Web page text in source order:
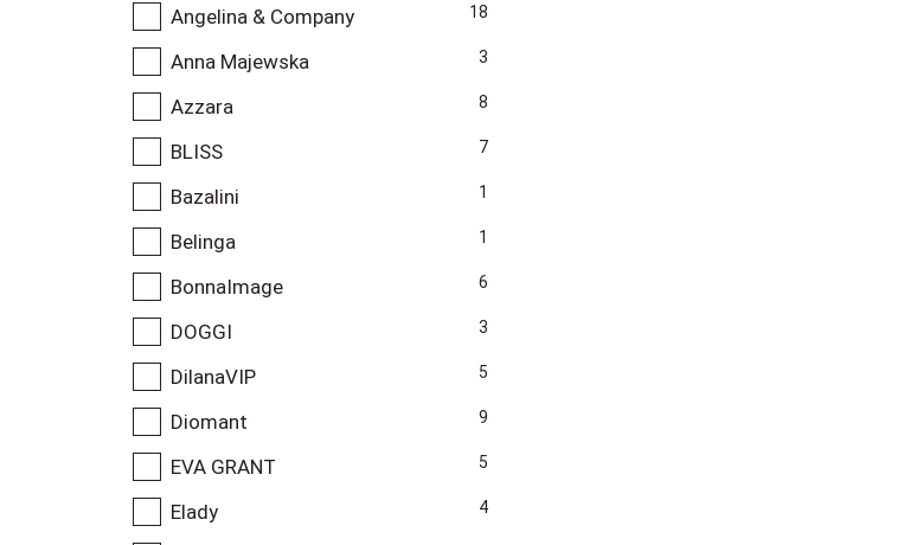
Angelina & Company 18
Anna Majewska 3
Azzara 8
BLISS 7
Bazalini 1
Belinga 1
BonnaImage 6
DOGGI 3
DilanaVIP 5
Diomant 9
EVA GRANT 5
Elady 4